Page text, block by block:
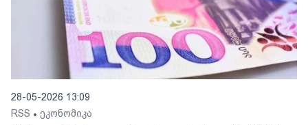
28-05-2026 13:09
RSS • ეკონომიკა